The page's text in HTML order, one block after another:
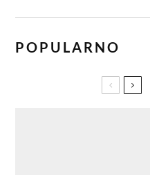
POPULARNO